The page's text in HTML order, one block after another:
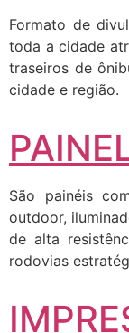
Formato de
toda a cidade
traseiros de
cidade e região.
São painéis
outdoor,
de alta
rodovias